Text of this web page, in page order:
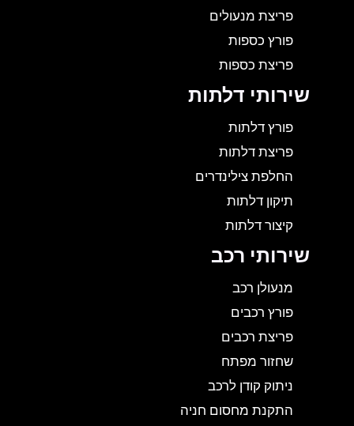
פריצת מנעולים
פורץ כספות
פריצת כספות
שירותי דלתות
פורץ דלתות
פריצת דלתות
החלפת צילינדרים
תיקון דלתות
קיצור דלתות
שירותי רכב
מנעולן רכב
פורץ רכבים
פריצת רכבים
שחזור מפתח
ניתוק קודן לרכב
התקנת מחסום חניה